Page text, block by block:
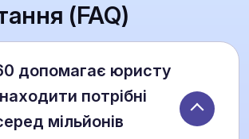
(FAQ)
допомагає юристу
потрібні
мільйонів